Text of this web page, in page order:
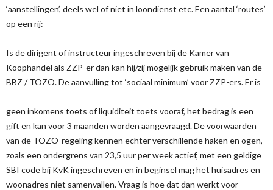
‘aanstellingen’, deels wel of niet in loondienst etc. Een aantal ‘routes’
op een rij:
Is de dirigent of instructeur ingeschreven bij de Kamer van
Koophandel als ZZP-er dan kan hij/zij mogelijk gebruik maken van de
BBZ / TOZO. De aanvulling tot ‘sociaal minimum’ voor ZZP-ers. Er is
geen inkomens toets of liquiditeit toets vooraf, het bedrag is een
gift en kan voor 3 maanden worden aangevraagd. De voorwaarden
van de TOZO-regeling kennen echter verschillende haken en ogen,
zoals een ondergrens van 23,5 uur per week actief, met een geldige
SBI code bij KvK ingeschreven en in beginsel mag het huisadres en
woonadres niet samenvallen. Vraag is hoe dat dan werkt voor